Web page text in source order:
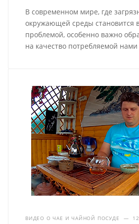
В современном мире, где
окружающей среды становится
проблемой, особенно важно
на качество потребляемой
ВИДЕО О ЧАЕ И ЧАЙНОЙ ПОСУДЕ —